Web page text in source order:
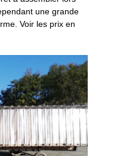
une grande
Voir les prix en